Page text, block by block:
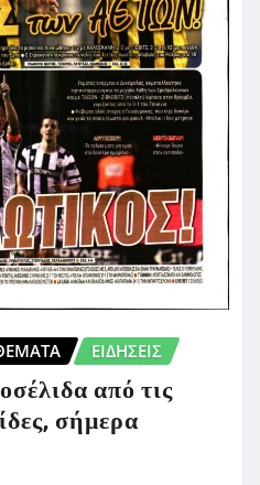
ΕΙΔΗΣΕΙΣ
από τις
σήμερα